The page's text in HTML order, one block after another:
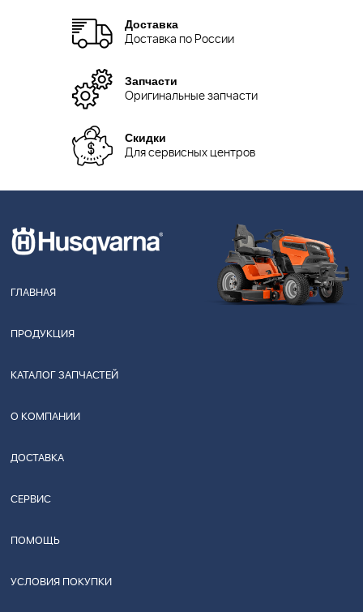
Доставка
Доставка по России
Запчасти
Оригинальные запчасти
Скидки
Для сервисных центров
ГЛАВНАЯ
ПРОДУКЦИЯ
КАТАЛОГ ЗАПЧАСТЕЙ
О КОМПАНИИ
ДОСТАВКА
СЕРВИС
ПОМОЩЬ
УСЛОВИЯ ПОКУПКИ